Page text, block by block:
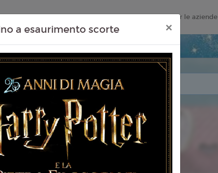
Eventi Passati Tecnologie F.A.Q Per le aziende
Non ci sono spettacoli legati a questo evento.
a esaurimento scorte ×